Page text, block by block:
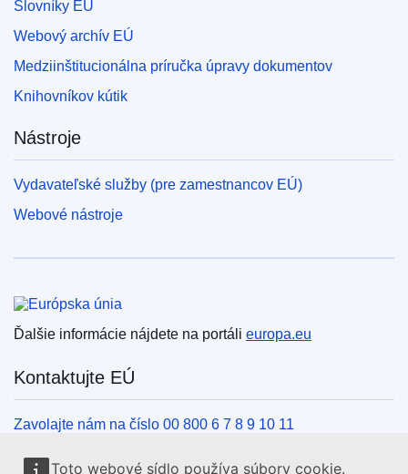
Toto webové sídlo používa súbory cookie.
Slovníky EÚ
Webový archív EÚ
Medziinštitucionálna príručka úpravy dokumentov
Knihovníkov kútik
Nástroje
Vydavateľské služby (pre zamestnancov EÚ)
Webové nástroje
Ďalšie informácie nájdete na portáli europa.eu
Kontaktujte EÚ
Zavolajte nám na číslo 00 800 6 7 8 9 10 11
Iné spôsoby, ako nás kontaktovať telefonicky